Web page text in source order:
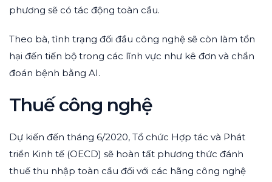
phương sẽ có tác động toàn cầu.
Theo bà, tình trạng đối đầu công nghệ sẽ còn làm tổn
hại đến tiến bộ trong các lĩnh vực như kê đơn và chẩn
đoán bệnh bằng AI.
Thuế công nghệ
Dự kiến đến tháng 6/2020, Tổ chức Hợp tác và Phát
triển Kinh tế (OECD) sẽ hoàn tất phương thức đánh
thuế thu nhập toàn cầu đối với các hãng công nghệ